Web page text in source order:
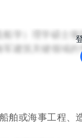
学）理学硕士
军建筑关键领域
程科学行业或
舶或海事工程